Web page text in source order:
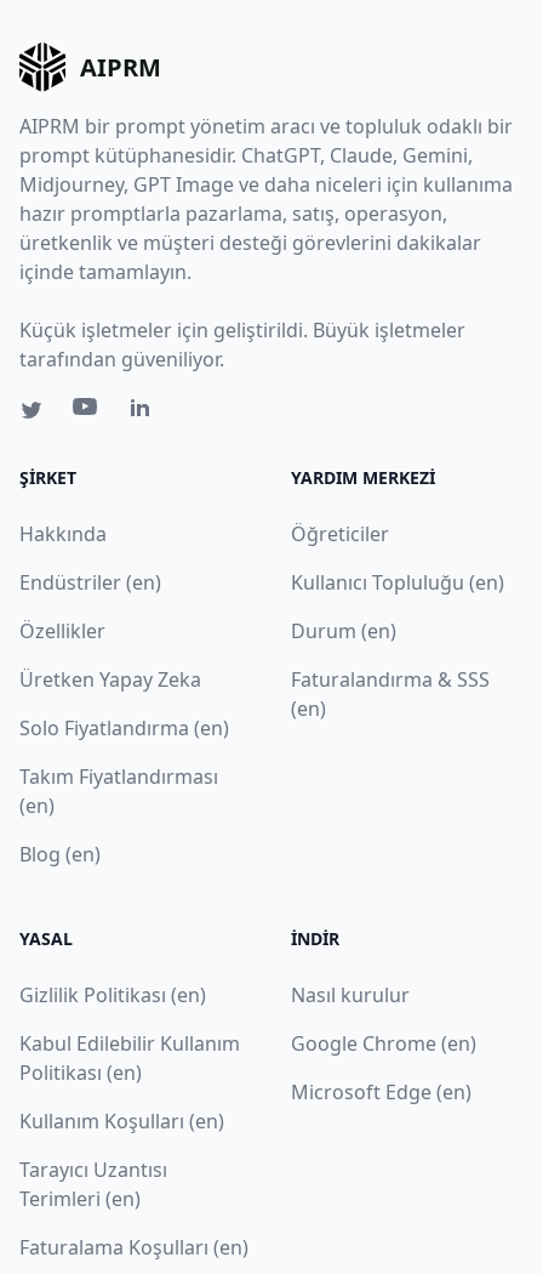
AIPRM
AIPRM bir prompt yönetim aracı ve topluluk odaklı bir
prompt kütüphanesidir. ChatGPT, Claude, Gemini,
Midjourney, GPT Image ve daha niceleri için kullanıma
hazır promptlarla pazarlama, satış, operasyon,
üretkenlik ve müşteri desteği görevlerini dakikalar
içinde tamamlayın.
Küçük işletmeler için geliştirildi. Büyük işletmeler
tarafından güveniliyor.
ŞIRKET
Hakkında
Endüstriler (en)
Özellikler
Üretken Yapay Zeka
Solo Fiyatlandırma (en)
Takım Fiyatlandırması
(en)
Blog (en)
YARDIM MERKEZI
Öğreticiler
Kullanıcı Topluluğu (en)
Durum (en)
Faturalandırma & SSS
(en)
YASAL
Gizlilik Politikası (en)
Kabul Edilebilir Kullanım
Politikası (en)
Kullanım Koşulları (en)
Tarayıcı Uzantısı
Terimleri (en)
Faturalama Koşulları (en)
İNDIR
Nasıl kurulur
Google Chrome (en)
Microsoft Edge (en)